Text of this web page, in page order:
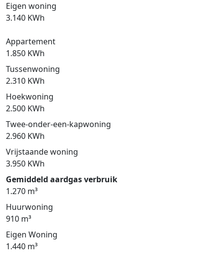
Eigen woning
3.140 KWh
Appartement
1.850 KWh
Tussenwoning
2.310 KWh
Hoekwoning
2.500 KWh
Twee-onder-een-kapwoning
2.960 KWh
Vrijstaande woning
3.950 KWh
Gemiddeld aardgas verbruik
1.270 m³
Huurwoning
910 m³
Eigen Woning
1.440 m³